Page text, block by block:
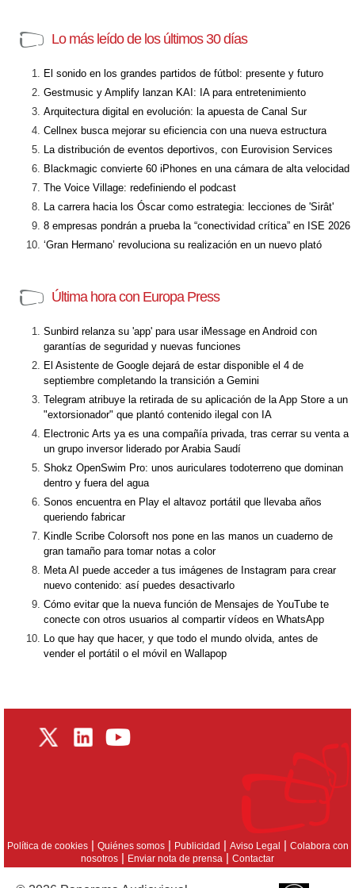
Lo más leído de los últimos 30 días
El sonido en los grandes partidos de fútbol: presente y futuro
Gestmusic y Amplify lanzan KAI: IA para entretenimiento
Arquitectura digital en evolución: la apuesta de Canal Sur
Cellnex busca mejorar su eficiencia con una nueva estructura
La distribución de eventos deportivos, con Eurovision Services
Blackmagic convierte 60 iPhones en una cámara de alta velocidad
The Voice Village: redefiniendo el podcast
La carrera hacia los Óscar como estrategia: lecciones de 'Sirât'
8 empresas pondrán a prueba la “conectividad crítica” en ISE 2026
‘Gran Hermano’ revoluciona su realización en un nuevo plató
Última hora con Europa Press
Sunbird relanza su 'app' para usar iMessage en Android con
garantías de seguridad y nuevas funciones
El Asistente de Google dejará de estar disponible el 4 de
septiembre completando la transición a Gemini
Telegram atribuye la retirada de su aplicación de la App Store a un
"extorsionador" que plantó contenido ilegal con IA
Electronic Arts ya es una compañía privada, tras cerrar su venta a
un grupo inversor liderado por Arabia Saudí
Shokz OpenSwim Pro: unos auriculares todoterreno que dominan
dentro y fuera del agua
Sonos encuentra en Play el altavoz portátil que llevaba años
queriendo fabricar
Kindle Scribe Colorsoft nos pone en las manos un cuaderno de
gran tamaño para tomar notas a color
Meta AI puede acceder a tus imágenes de Instagram para crear
nuevo contenido: así puedes desactivarlo
Cómo evitar que la nueva función de Mensajes de YouTube te
conecte con otros usuarios al compartir vídeos en WhatsApp
Lo que hay que hacer, y que todo el mundo olvida, antes de
vender el portátil o el móvil en Wallapop
Política de cookies| Quiénes somos| Publicidad | Aviso Legal | Colabora con
nosotros | Enviar nota de prensa | Contactar